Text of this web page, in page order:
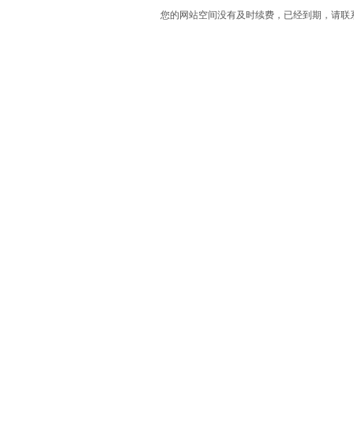
您的网站空间没有及时续费，已经到期，请